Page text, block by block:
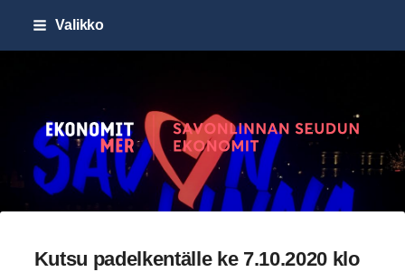
Siirry
Valikko
Savonlinnan seudun
Kutsu padelkentälle ke 7.10.2020 klo